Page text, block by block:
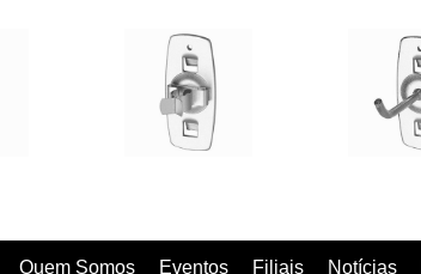
Quem Somos Eventos Filiais Notícias